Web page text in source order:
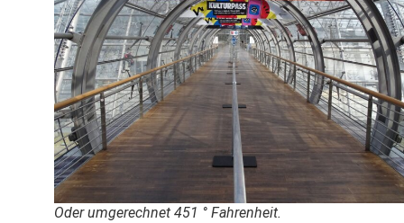
Oder umgerechnet 451 ° Fahrenheit.